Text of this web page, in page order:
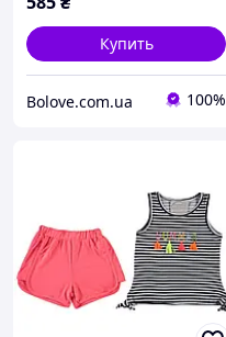
Купить
Bolove.com.ua 100%